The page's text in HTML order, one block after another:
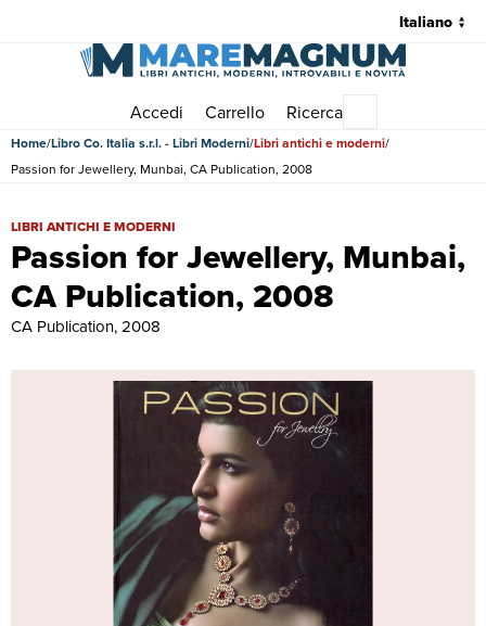
Accedi Carrello Ricerca
Home Libro Co. Italia s.r.l. - Libri Moderni Libri antichi e moderni
Passion for Jewellery, Munbai, CA Publication, 2008
Passion for Jewellery, Munbai,
CA Publication, 2008
Passion for Jewellery, Munbai, CA Publication, 2008 | Libri antichi e
LIBRI ANTICHI E MODERNI
CA Publication, 2008